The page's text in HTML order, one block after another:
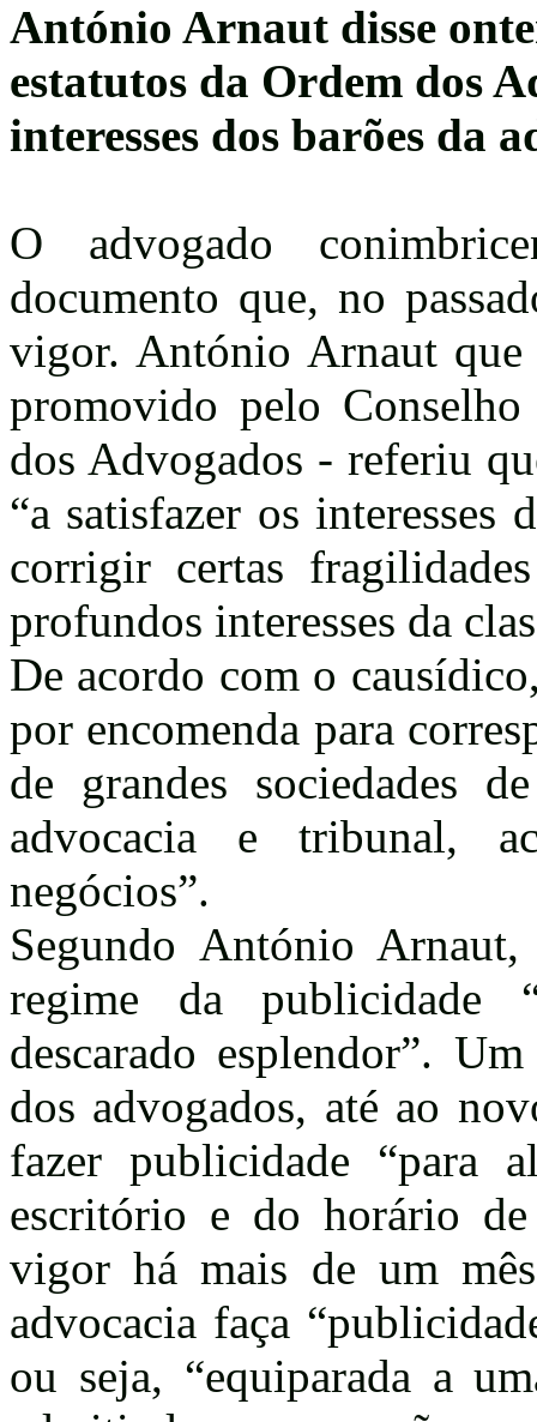
António Arnaut disse
estatutos da Ordem dos
interesses dos barões da
O advogado
documento que, no
vigor. António Arnaut
promovido pelo
dos Advogados - referiu
“a satisfazer os interesses
corrigir certas
profundos interesses da
De acordo com o
por encomenda para
de grandes sociedades
advocacia e tribunal,
negócios”.
Segundo António
regime da publicidade
descarado esplendor”.
dos advogados, até ao
fazer publicidade “para
escritório e do horário
vigor há mais de um
advocacia faça
ou seja, “equiparada a